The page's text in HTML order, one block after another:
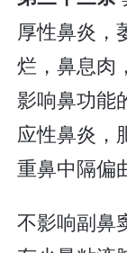
厚性鼻炎，
烂，鼻息肉
影响鼻功能
应性鼻炎，
重鼻中隔偏
不影响副鼻